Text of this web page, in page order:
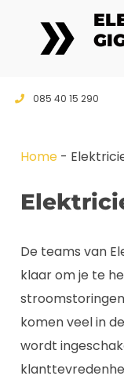
085 40 15 290
Home -
De teams van
klaar om je te
komen veel in
wordt